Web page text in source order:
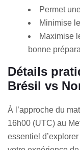
Permet
Minimise
Maximise
bonne
Détails
Brésil vs
À l’approche du
16h00 (UTC) au
essentiel